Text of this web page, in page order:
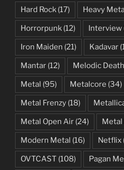
Hard Rock (17) Heavy
Horrorpunk (12) Interview
Iron Maiden (21) Kadavar
Mantar (12) Melodic
Metal (95) Metalcore (34)
Metal Frenzy (18)
Metal Open Air (24) Metal
Modern Metal (16) Netflix
OVTCAST (108) Pagan